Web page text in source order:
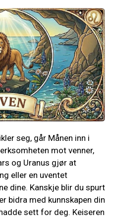
seg, går Månen inn i
mot venner,
og Uranus gjør at
eller en uventet
dine. Kanskje blir du spurt
bidra med kunnskapen din
sett for deg. Keiseren